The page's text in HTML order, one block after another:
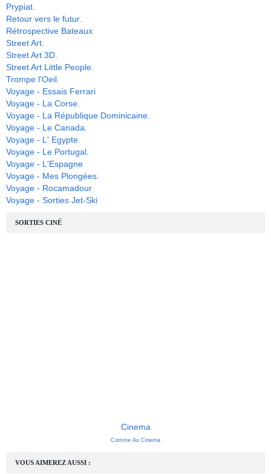
VOUS AIMEREZ AUSSI :
Prypiat.
Retour vers le futur.
Rétrospective Bateaux.
Street Art.
Street Art 3D.
Street Art Little People.
Trompe l'Oeil.
Voyage - Essais Ferrari
Voyage - La Corse.
Voyage - La République Dominicaine.
Voyage - Le Canada.
Voyage - L' Egypte.
Voyage - Le Portugal.
Voyage - L'Espagne
Voyage - Mes Plongées.
Voyage - Rocamadour
Voyage - Sorties Jet-Ski
SORTIES CINÉ
Cinema
Comme Au Cinema